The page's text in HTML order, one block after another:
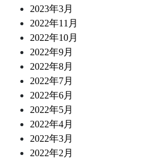
2023年3月
2022年11月
2022年10月
2022年9月
2022年8月
2022年7月
2022年6月
2022年5月
2022年4月
2022年3月
2022年2月